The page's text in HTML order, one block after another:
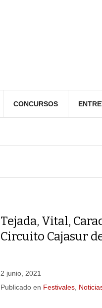
CONCURSOS
Tejada, Vital,
Circuito Cajasur
2 junio, 2021
Publicado en Festivales